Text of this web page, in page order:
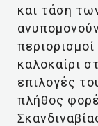
και τάση
καλοκαίρι
επιλογές
πλήθος